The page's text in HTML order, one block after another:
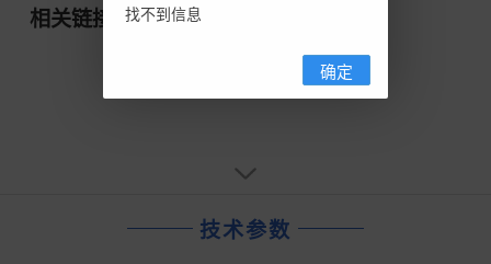
相关链接
技术参数
找不到信息
确定